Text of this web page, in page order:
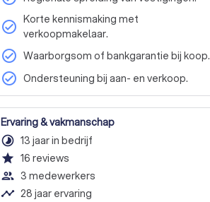
check_circle Korte kennismaking met
verkoopmakelaar.
check_circle Waarborgsom of bankgarantie bij koop.
check_circle Ondersteuning bij aan- en verkoop.
Ervaring & vakmanschap
timelapse 13 jaar in bedrijf
star 16 reviews
people_outline 3 medewerkers
timeline 28 jaar ervaring